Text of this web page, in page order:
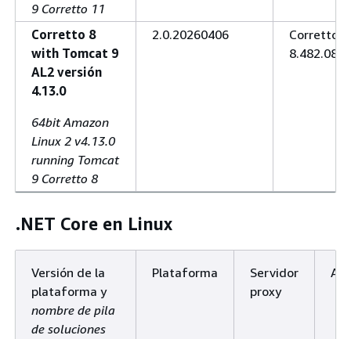
9 Corretto 11
Corretto 8
with Tomcat 9
AL2 versión
4.13.0
64bit Amazon
Linux 2 v4.13.0
running Tomcat
9 Corretto 8
2.0.20260406
Corretto
8.482.08.1
.NET Core en Linux
Versión de la
plataforma y
nombre de pila
de soluciones
Plataforma
Servidor
proxy
AMI